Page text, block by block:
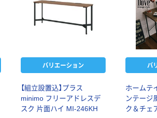
バリエーション
【組立設置込】プラス
minimo フリーアドレスデ
スク 片面ハイ MI-246KH
バ
ホームテ
ンテージ
ク＆チェ